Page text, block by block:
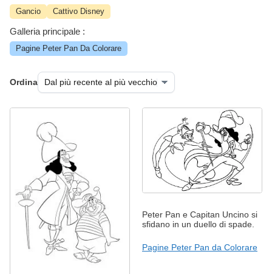
Gancio Cattivo Disney
Galleria principale :
Pagine Peter Pan Da Colorare
Ordina
Peter Pan e Capitan Uncino si
sfidano in un duello di spade.
Pagine Peter Pan da Colorare